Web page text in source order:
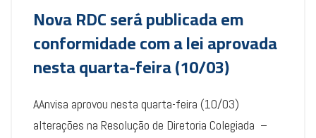
Nova RDC será publicada em
conformidade com a lei aprovada
nesta quarta-feira (10/03)
AAnvisa aprovou nesta quarta-feira (10/03)
alterações na Resolução de Diretoria Colegiada –